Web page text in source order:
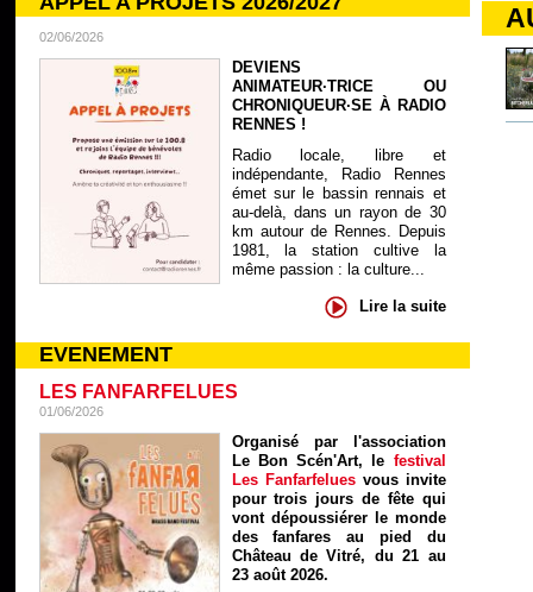
02/06/2026
DEVIENS
ANIMATEUR·TRICE OU
CHRONIQUEUR·SE À RADIO
RENNES !
Radio locale, libre et
indépendante, Radio Rennes
émet sur le bassin rennais et
au-delà, dans un rayon de 30
km autour de Rennes. Depuis
1981, la station cultive la
même passion : la culture...
Lire la suite
EVENEMENT
LES FANFARFELUES
01/06/2026
Organisé par l'association
Le Bon Scén'Art, le festival
Les Fanfarfelues vous invite
pour trois jours de fête qui
vont dépoussiérer le monde
des fanfares au pied du
Château de Vitré, du 21 au
23 août 2026.